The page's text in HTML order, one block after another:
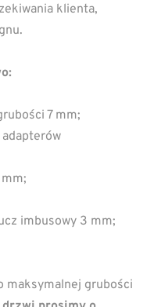
klienta,
7 mm;
imbusowy 3 mm;
maksymalnej grubości